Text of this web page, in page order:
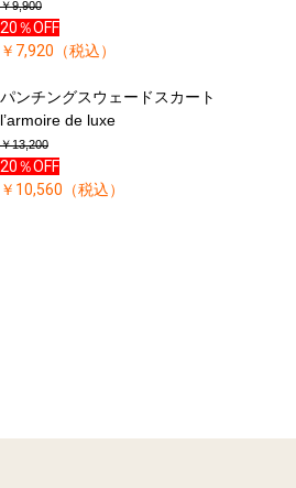
￥9,900
20％OFF
￥7,920（税込）
パンチングスウェードスカート
l’armoire de luxe
￥13,200
20％OFF
￥10,560（税込）